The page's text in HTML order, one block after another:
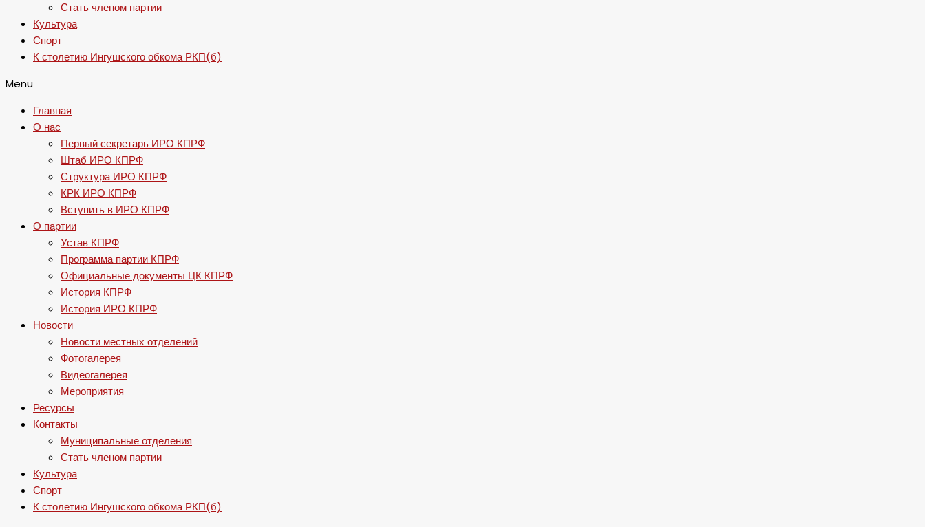
Стать членом партии
Культура
Спорт
К столетию Ингушского обкома РКП(б)
Menu
Главная
О нас
Первый секретарь ИРО КПРФ
Штаб ИРО КПРФ
Структура ИРО КПРФ
КРК ИРО КПРФ
Вступить в ИРО КПРФ
О партии
Устав КПРФ
Программа партии КПРФ
Официальные документы ЦК КПРФ
История КПРФ
История ИРО КПРФ
Новости
Новости местных отделений
Фотогалерея
Видеогалерея
Мероприятия
Ресурсы
Контакты
Муниципальные отделения
Стать членом партии
Культура
Спорт
К столетию Ингушского обкома РКП(б)